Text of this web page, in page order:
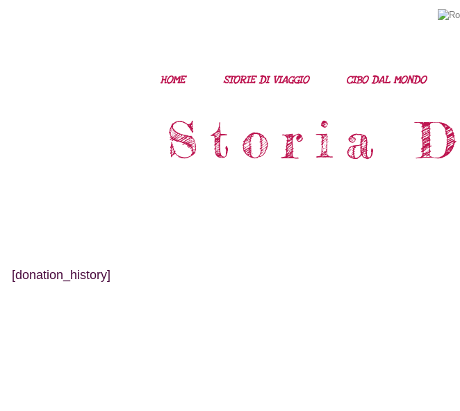
HOME STORIE DI VIAGGIO CIBO DAL MONDO
Storia
Cibo Dal
Viaggia Con Noi
News & Tips
[donation_history]